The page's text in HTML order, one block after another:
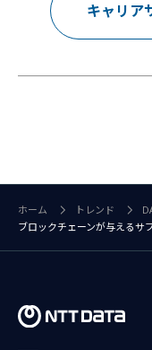
キャリア
ホーム トレンド
ブロックチェーンが与えるサ